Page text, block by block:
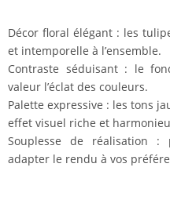
Décor floral élégant : les
et intemporelle à l’ensemble.
Contraste séduisant : le
valeur l’éclat des couleurs.
Palette expressive : les tons
effet visuel riche et
Souplesse de réalisation
adapter le rendu à vos